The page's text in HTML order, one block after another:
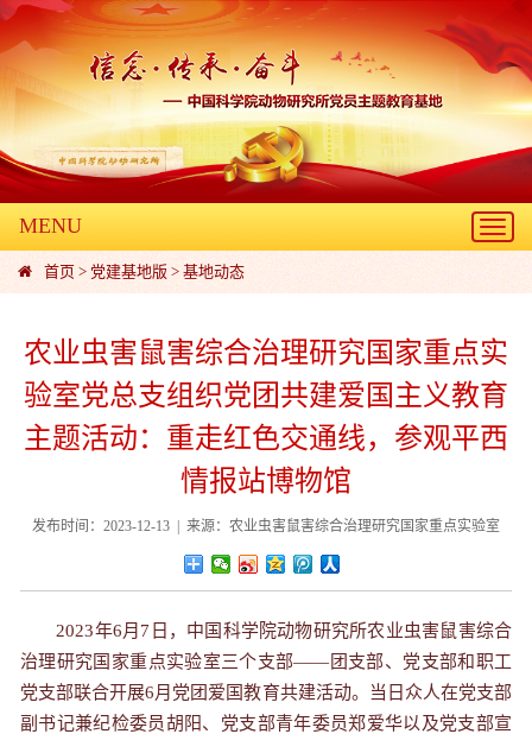
MENU
首页 > 党建基地版 > 基地动态
农业虫害鼠害综合治理研究国家重点实
验室党总支组织党团共建爱国主义教育
主题活动：重走红色交通线，参观平西
情报站博物馆
发布时间：2023-12-13 | 来源：农业虫害鼠害综合治理研究国家重点实验室
2023年6月7日，中国科学院动物研究所农业虫害鼠害综合
治理研究国家重点实验室三个支部——团支部、党支部和职工
党支部联合开展6月党团爱国教育共建活动。当日众人在党支部
副书记兼纪检委员胡阳、党支部青年委员郑爱华以及党支部宣